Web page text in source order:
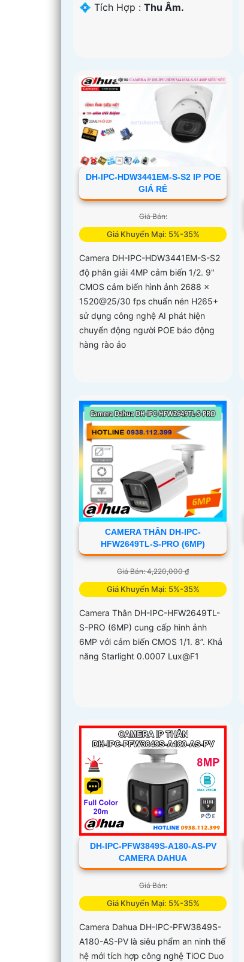
️💠 Tích Hợp : Thu Âm.
DH-IPC-HDW3441EM-S-S2 IP POE
GIÁ RẺ
Giá Bán:
Giá Khuyến Mại: 5%-35%
Camera DH-IPC-HDW3441EM-S-S2
độ phân giải 4MP cảm biến 1/2. 9"
CMOS cảm biến hình ảnh 2688 ×
1520@25/30 fps chuẩn nén H265+
sử dụng công nghệ AI phát hiện
chuyển động người POE báo động
hàng rào ảo
CAMERA THÂN DH-IPC-
HFW2649TL-S-PRO (6MP)
Giá Bán: 4,220,000 ₫
Giá Khuyến Mại: 5%-35%
Camera Thân DH-IPC-HFW2649TL-
S-PRO (6MP) cung cấp hình ảnh
6MP với cảm biến CMOS 1/1. 8”. Khả
năng Starlight 0.0007 Lux@F1
DH-IPC-PFW3849S-A180-AS-PV
CAMERA DAHUA
Giá Bán:
Giá Khuyến Mại: 5%-35%
Camera Dahua DH-IPC-PFW3849S-
A180-AS-PV là siêu phẩm an ninh thế
hệ mới tích hợp công nghệ TiOC Duo